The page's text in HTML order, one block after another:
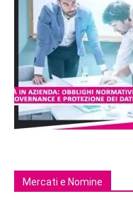
Mercati e Nomine